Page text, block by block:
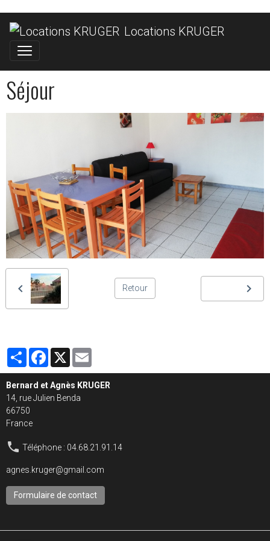
Locations KRUGER
Séjour
Retour
PartagerFacebook
X
Bernard et Agnès KRUGER
14, rue Julien Benda
66750
France
Téléphone : 04.68.21.91.14
agnes.kruger@gmail.com
Formulaire de contact